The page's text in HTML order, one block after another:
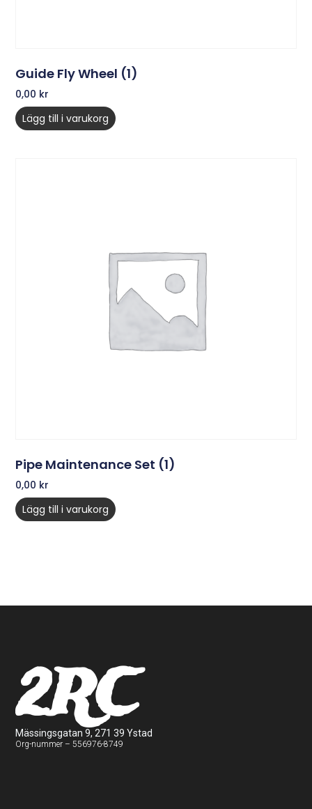
Guide Fly Wheel (1)
0,00 kr
Lägg till i varukorg
Pipe Maintenance Set (1)
0,00 kr
Lägg till i varukorg
2RC
Mässingsgatan 9, 271 39 Ystad
Org-nummer – 556976-8749